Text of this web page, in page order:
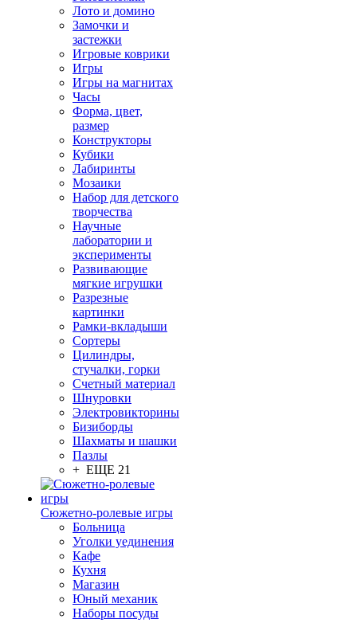
Лото и домино
Замочки и
застежки
Игровые коврики
Игры
Игры на магнитах
Часы
Форма, цвет,
размер
Конструкторы
Кубики
Лабиринты
Мозаики
Набор для детского
творчества
Научные
лаборатории и
эксперименты
Развивающие
мягкие игрушки
Разрезные
картинки
Рамки-вкладыши
Сортеры
Цилиндры,
стучалки, горки
Счетный материал
Шнуровки
Электровикторины
Бизиборды
Шахматы и шашки
Пазлы
+ ЕЩЕ 21
Сюжетно-ролевые игры
Больница
Уголки уединения
Кафе
Кухня
Магазин
Юный механик
Наборы посуды